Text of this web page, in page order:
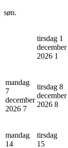
søn.
tirsdag 1
december
2026 1
mandag
7
december
2026 7
tirsdag 8
december
2026 8
mandag
14
tirsdag
15